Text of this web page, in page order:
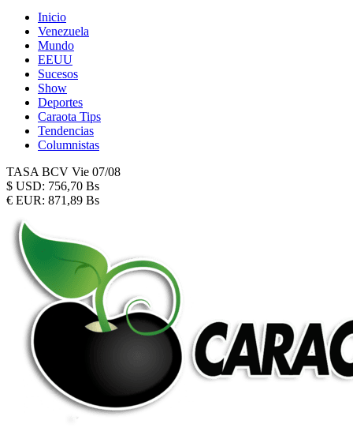
Inicio
Venezuela
Mundo
EEUU
Sucesos
Show
Deportes
Caraota Tips
Tendencias
Columnistas
TASA BCV Vie 07/08
$ USD: 756,70 Bs
€ EUR: 871,89 Bs